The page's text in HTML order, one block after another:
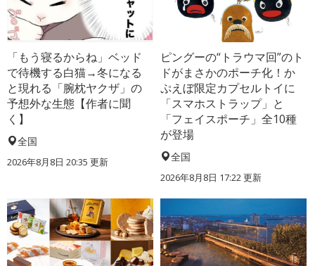
「もう寝るからね」ベッド
で待機する白猫→冬になる
と現れる「腕枕ヤクザ」の
予想外な生態【作者に聞
く】
全国
2026年8月8日 20:35 更新
ピングーの“トラウマ回”のト
ドがまさかのポーチ化！か
ぷえぼ限定カプセルトイに
「スマホストラップ」と
「フェイスポーチ」全10種
が登場
全国
2026年8月8日 17:22更新